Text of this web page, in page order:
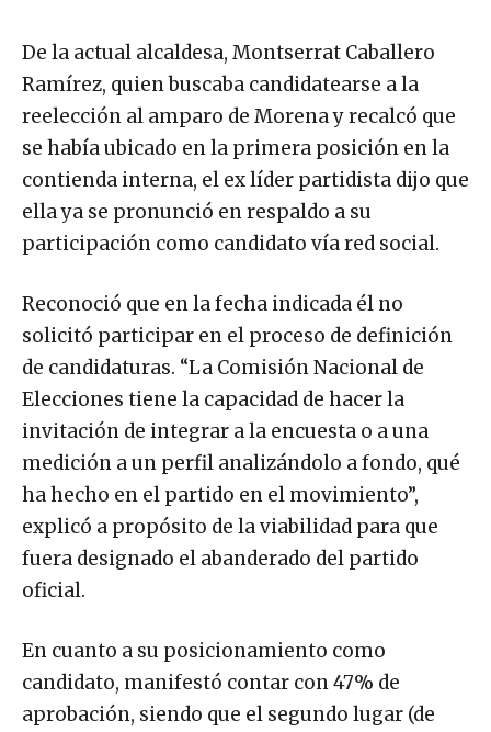
De la actual alcaldesa, Montserrat Caballero
Ramírez, quien buscaba candidatearse a la
reelección al amparo de Morena y recalcó que
se había ubicado en la primera posición en la
contienda interna, el ex líder partidista dijo que
ella ya se pronunció en respaldo a su
participación como candidato vía red social.
Reconoció que en la fecha indicada él no
solicitó participar en el proceso de definición
de candidaturas. “La Comisión Nacional de
Elecciones tiene la capacidad de hacer la
invitación de integrar a la encuesta o a una
medición a un perfil analizándolo a fondo, qué
ha hecho en el partido en el movimiento”,
explicó a propósito de la viabilidad para que
fuera designado el abanderado del partido
oficial.
En cuanto a su posicionamiento como
candidato, manifestó contar con 47% de
aprobación, siendo que el segundo lugar (de